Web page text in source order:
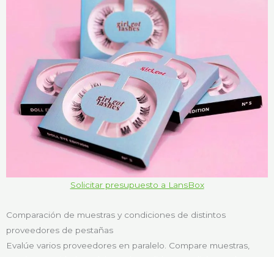
Solicitar presupuesto a LansBox
Comparación de muestras y condiciones de distintos
proveedores de pestañas
Evalúe varios proveedores en paralelo. Compare muestras,